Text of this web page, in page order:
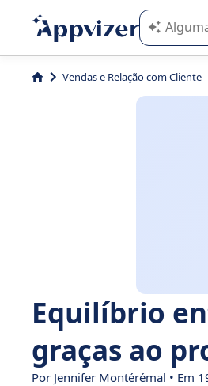
A IA do
Vendas e Relação com Cliente
Equilíbrio
graças ao
Por Jennifer Montérémal • Em